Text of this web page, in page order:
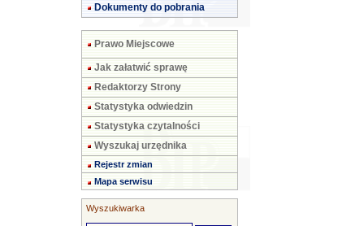
Dokumenty do pobrania
Prawo Miejscowe
Jak załatwić sprawę
Redaktorzy Strony
Statystyka odwiedzin
Statystyka czytalności
Wyszukaj urzędnika
Rejestr zmian
Mapa serwisu
Wyszukiwarka